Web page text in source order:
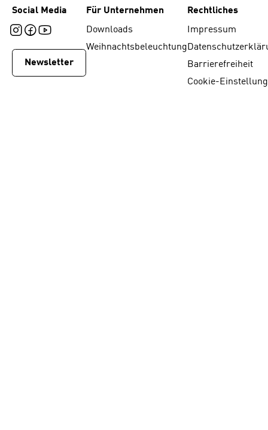
Social Media
Newsletter
Für Unternehmen
Downloads
Weihnachtsbeleuchtung
Rechtliches
Impressum
Barrierefreiheit
Cookie-